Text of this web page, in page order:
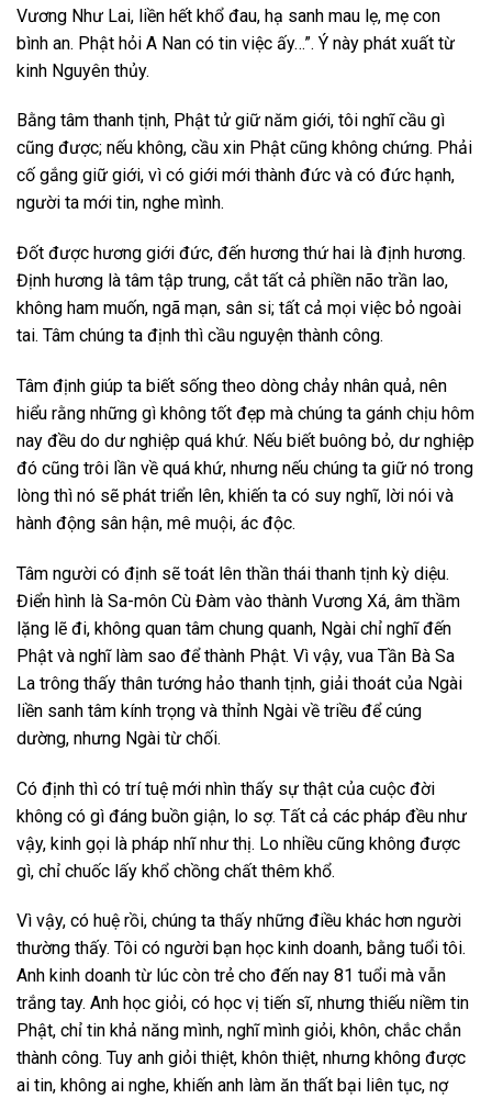
Vương Như Lai, liền hết khổ đau, hạ sanh mau lẹ, mẹ con
bình an. Phật hỏi A Nan có tin việc ấy…”. Ý này phát xuất từ
kinh Nguyên thủy.
Bằng tâm thanh tịnh, Phật tử giữ năm giới, tôi nghĩ cầu gì
cũng được; nếu không, cầu xin Phật cũng không chứng. Phải
cố gắng giữ giới, vì có giới mới thành đức và có đức hạnh,
người ta mới tin, nghe mình.
Đốt được hương giới đức, đến hương thứ hai là định hương.
Định hương là tâm tập trung, cắt tất cả phiền não trần lao,
không ham muốn, ngã mạn, sân si; tất cả mọi việc bỏ ngoài
tai. Tâm chúng ta định thì cầu nguyện thành công.
Tâm định giúp ta biết sống theo dòng chảy nhân quả, nên
hiểu rằng những gì không tốt đẹp mà chúng ta gánh chịu hôm
nay đều do dư nghiệp quá khứ. Nếu biết buông bỏ, dư nghiệp
đó cũng trôi lần về quá khứ, nhưng nếu chúng ta giữ nó trong
lòng thì nó sẽ phát triển lên, khiến ta có suy nghĩ, lời nói và
hành động sân hận, mê muội, ác độc.
Tâm người có định sẽ toát lên thần thái thanh tịnh kỳ diệu.
Điển hình là Sa-môn Cù Đàm vào thành Vương Xá, âm thầm
lặng lẽ đi, không quan tâm chung quanh, Ngài chỉ nghĩ đến
Phật và nghĩ làm sao để thành Phật. Vì vậy, vua Tần Bà Sa
La trông thấy thân tướng hảo thanh tịnh, giải thoát của Ngài
liền sanh tâm kính trọng và thỉnh Ngài về triều để cúng
dường, nhưng Ngài từ chối.
Có định thì có trí tuệ mới nhìn thấy sự thật của cuộc đời
không có gì đáng buồn giận, lo sợ. Tất cả các pháp đều như
vậy, kinh gọi là pháp nhĩ như thị. Lo nhiều cũng không được
gì, chỉ chuốc lấy khổ chồng chất thêm khổ.
Vì vậy, có huệ rồi, chúng ta thấy những điều khác hơn người
thường thấy. Tôi có người bạn học kinh doanh, bằng tuổi tôi.
Anh kinh doanh từ lúc còn trẻ cho đến nay 81 tuổi mà vẫn
trắng tay. Anh học giỏi, có học vị tiến sĩ, nhưng thiếu niềm tin
Phật, chỉ tin khả năng mình, nghĩ mình giỏi, khôn, chắc chắn
thành công. Tuy anh giỏi thiệt, khôn thiệt, nhưng không được
ai tin, không ai nghe, khiến anh làm ăn thất bại liên tục, nợ